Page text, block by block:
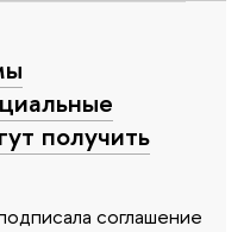
получить
соглашение